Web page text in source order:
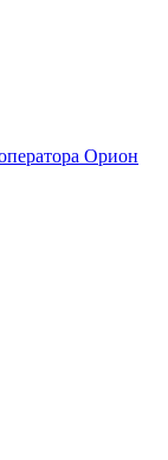
Орион